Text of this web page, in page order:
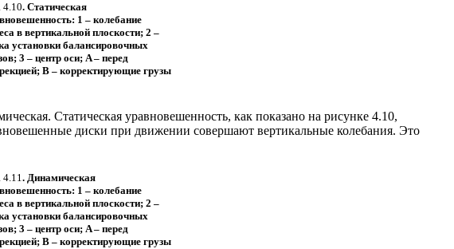
4.10. Статическая
1 – колебание
в вертикальной плоскости; 2 –
установки балансировочных
3 – центр оси; A – перед
B – корректирующие грузы
Статическая уравновешенность, как показано на рисунке 4.10,
диски при движении совершают вертикальные колебания. Это
4.11. Динамическая
1 – колебание
в вертикальной плоскости; 2 –
установки балансировочных
3 – центр оси; A – перед
B – корректирующие грузы